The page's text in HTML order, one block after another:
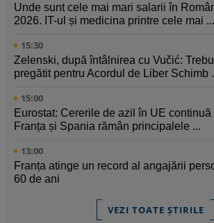
Unde sunt cele mai mari salarii în
2026. IT-ul și medicina printre cele mai ...
15:30
Zelenski, după întâlnirea cu Vučić:
pregătit pentru Acordul de Liber Schimb
15:00
Eurostat: Cererile de azil în UE
Franța și Spania rămân principalele ...
13:00
Franța atinge un record al angajării
60 de ani
VEZI TOATE ȘTIRILE